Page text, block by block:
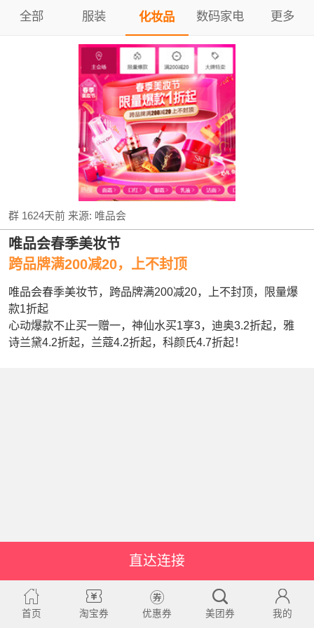
全部 服装 化妆品 数码家电 更多
群 1624天前来源: 唯品会
唯品会春季美妆节
跨品牌满200减20，上不封顶
唯品会春季美妆节，跨品牌满200减20，上不封顶，限量爆
款1折起
心动爆款不止买一赠一，神仙水买1享3，迪奥3.2折起，雅
诗兰黛4.2折起，兰蔻4.2折起，科颜氏4.7折起！
直达连接
首页 淘宝券 优惠券 美团券 我的